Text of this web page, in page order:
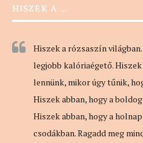
HISZEK A …
Hiszek a rózsaszín
legjobb kalóriaégető.
lennünk, mikor úgy tűnik,
Hiszek abban, hogy a
Hiszek abban, hogy a
csodákban. Ragadd meg